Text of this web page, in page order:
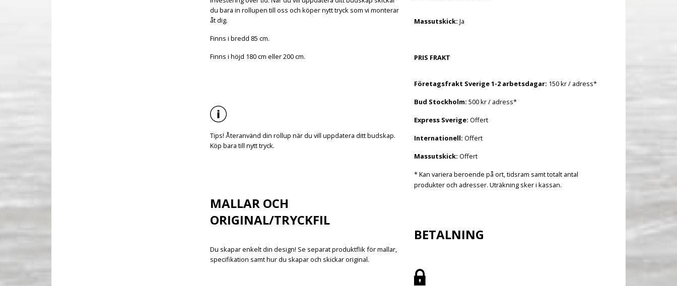
du bara in rollupen till oss och köper nytt tryck som vi monterar
åt dig.
Finns i bredd 85 cm.
Finns i höjd 180 cm eller 200 cm.
Tips! Återanvänd din rollup när du vill uppdatera ditt budskap.
Köp bara till nytt tryck.
MALLAR OCH
ORIGINAL/TRYCKFIL
Du skapar enkelt din design! Se separat produktflik för mallar,
specifikation samt hur du skapar och skickar original.
Massutskick: Ja
PRIS FRAKT
Företagsfrakt Sverige 1-2 arbetsdagar: 150 kr / adress*
Bud Stockholm: 500 kr / adress*
Express Sverige: Offert
Internationell: Offert
Massutskick: Offert
* Kan variera beroende på ort, tidsram samt totalt antal
produkter och adresser. Uträkning sker i kassan.
BETALNING